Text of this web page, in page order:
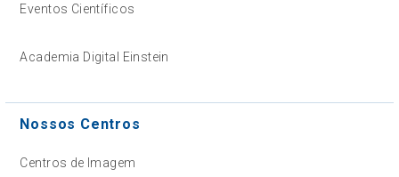
Eventos Científicos
Academia Digital Einstein
Nossos Centros
Centros de Imagem